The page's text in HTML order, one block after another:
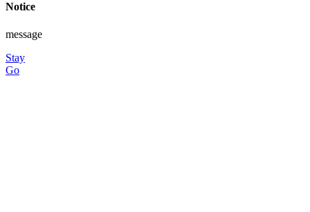
Notice
message
Stay
Go